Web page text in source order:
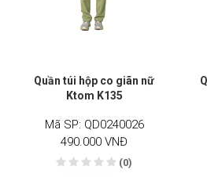
Quần túi hộp co giãn nữ
Ktom K135
Mã SP: QD0240026
490.000 VNĐ
(0)